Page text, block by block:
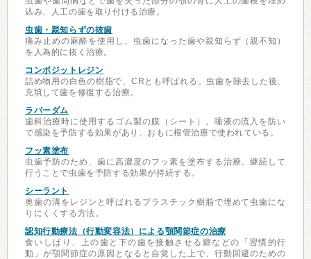
込み、人工の歯を取り付ける治療。
虫歯・親知らずの抜歯
痛み止めの麻酔を使用し、虫歯になった歯や親知らず（親不知）
を人為的に抜く治療。
コンポジットレジン
詰め物用の白色の樹脂で、CRとも呼ばれる。虫歯を除去した後、
充填して歯を修復する治療。
ラバーダム
歯科治療時に使用するゴム製の膜（シート）。唾液の流入を防い
で感染を予防する効果があり、おもに根管治療で使われている。
フッ素塗布
虫歯予防のため、歯に高濃度のフッ素を塗布する治療。継続して
行うことで虫歯を予防する効果が持続する。
シーラント
奥歯の溝をレジンと呼ばれるプラスチック樹脂で埋めて虫歯にな
りにくくする方法。
認知行動療法（行動変容法）による顎関節症の治療
食いしばり、上の歯と下の歯を接触させる癖などの「習慣的行
動」が顎関節症の原因となると自覚した上で、行動回避のための